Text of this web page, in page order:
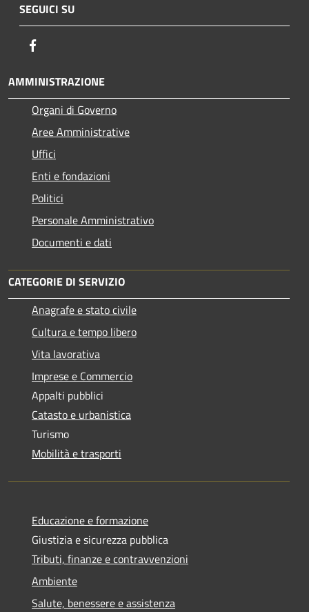
SEGUICI SU
AMMINISTRAZIONE
Organi di Governo
Aree Amministrative
Uffici
Enti e fondazioni
Politici
Personale Amministrativo
Documenti e dati
CATEGORIE DI SERVIZIO
Anagrafe e stato civile
Cultura e tempo libero
Vita lavorativa
Imprese e Commercio
Appalti pubblici
Catasto e urbanistica
Turismo
Mobilità e trasporti
Educazione e formazione
Giustizia e sicurezza pubblica
Tributi, finanze e contravvenzioni
Ambiente
Salute, benessere e assistenza